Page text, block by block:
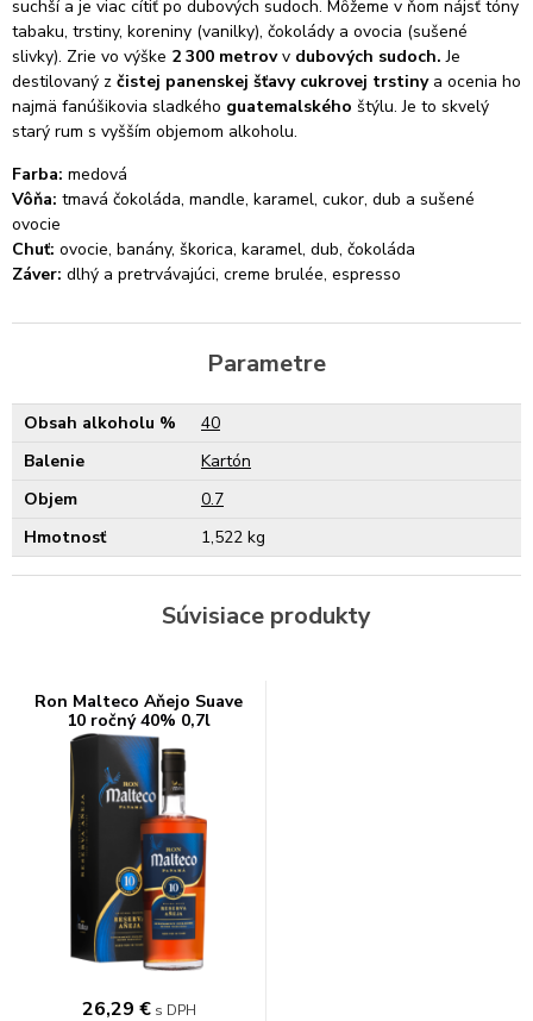
suchší a je viac cítiť po dubových sudoch. Môžeme v ňom nájsť tóny
tabaku, trstiny, koreniny (vanilky), čokolády a ovocia (sušené
slivky). Zrie vo výške 2 300 metrovv dubových sudoch. Je
destilovaný z čistej panenskej šťavy cukrovej trstinya ocenia ho
najmä fanúšikovia sladkého guatemalského štýlu. Je to skvelý
starý rum s vyšším objemom alkoholu.
Farba: medová
Vôňa: tmavá čokoláda, mandle, karamel, cukor, dub a sušené
ovocie
Chuť: ovocie, banány, škorica, karamel, dub, čokoláda
Záver: dlhý a pretrvávajúci, creme brulée, espresso
Parametre
Obsah alkoholu %
40
Balenie
Kartón
Objem
0.7
Hmotnosť
1,522 kg
Súvisiace produkty
Ron Malteco Aňejo Suave
10 ročný 40% 0,7l
26,29 € s DPH